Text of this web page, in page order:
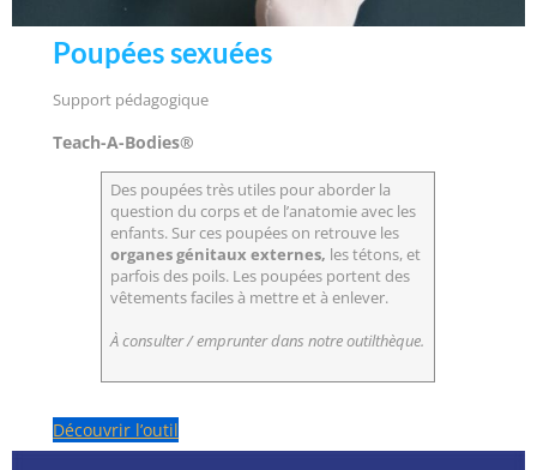
Poupées sexuées
Support pédagogique
Teach-A-Bodies®
Des poupées très utiles pour aborder la
question du corps et de l’anatomie avec les
enfants. Sur ces poupées on retrouve les
organes génitaux externes, les tétons, et
parfois des poils. Les poupées portent des
vêtements faciles à mettre et à enlever.
À consulter / emprunter dans notre outilthèque.
Découvrir l’outil